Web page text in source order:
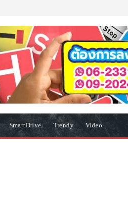
SmartDrive Trendy Video